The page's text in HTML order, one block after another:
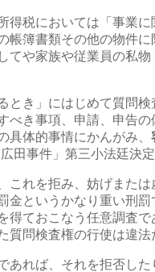
税においては「事業に
帳簿書類その他の物件
てや家族や従業員の私
き」にはじめて質問検
べき事項、申請、申告
具体的事情にかんがみ、
広田事件」第三小法廷決
れを拒み、妨げまた
金というかなり重い刑
得ておこなう任意調査
質問検査権の行使は違
れば、それを拒否し